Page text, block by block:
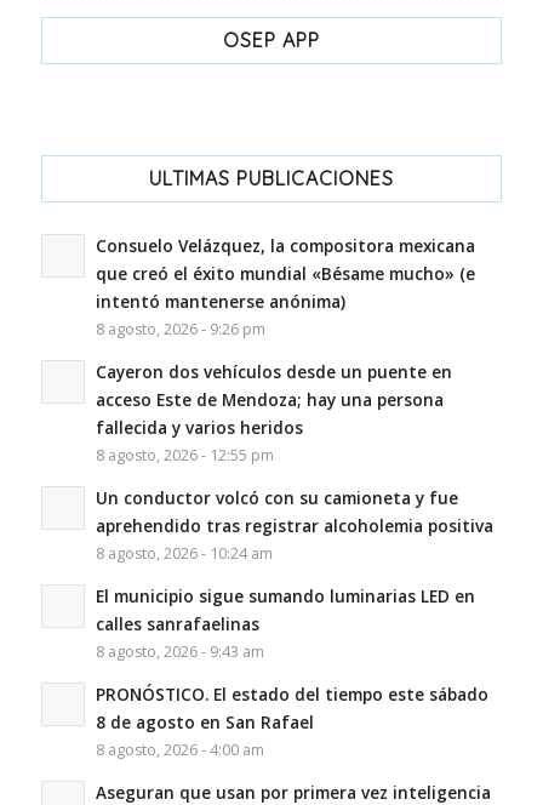
OSEP APP
ULTIMAS PUBLICACIONES
Consuelo Velázquez, la compositora mexicana
que creó el éxito mundial «Bésame mucho» (e
intentó mantenerse anónima)
8 agosto, 2026 - 9:26 pm
Cayeron dos vehículos desde un puente en
acceso Este de Mendoza; hay una persona
fallecida y varios heridos
8 agosto, 2026 - 12:55 pm
Un conductor volcó con su camioneta y fue
aprehendido tras registrar alcoholemia positiva
8 agosto, 2026 - 10:24 am
El municipio sigue sumando luminarias LED en
calles sanrafaelinas
8 agosto, 2026 - 9:43 am
PRONÓSTICO. El estado del tiempo este sábado
8 de agosto en San Rafael
8 agosto, 2026 - 4:00 am
Aseguran que usan por primera vez inteligencia